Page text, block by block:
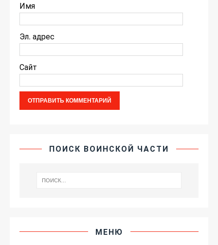
Имя
Эл. адрес
Сайт
ПОИСК ВОИНСКОЙ ЧАСТИ
МЕНЮ